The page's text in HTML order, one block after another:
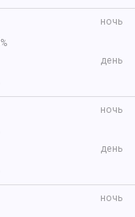
ночь
%
день
ночь
день
ночь